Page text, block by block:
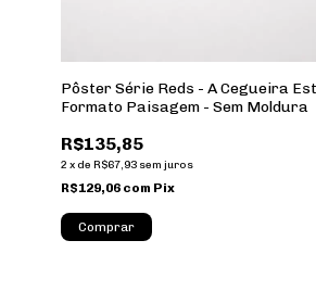
Pôster Série Reds - A Cegueira
Formato Paisagem - Sem Moldura
R$135,85
2 x de R$67,93 sem juros
R$129,06 com Pix
Comprar